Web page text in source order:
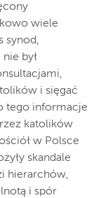
wiele
synod,
był
i sięgać
tego informacje
katolików
w Polsce
skandale
hierarchów,
i spór